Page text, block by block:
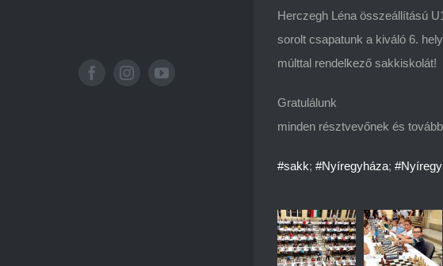
Herczegh Léna összeállítású
sorolt csapatunk a kiváló 6.
múlttal rendelkező sakkiskolát!
Gratulálunk
minden résztvevőnek és
#sakk; #Nyíregyháza;